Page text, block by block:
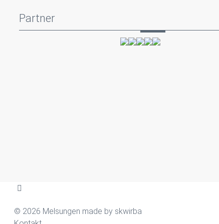
Partner
© 2026 Melsungen made by skwirba